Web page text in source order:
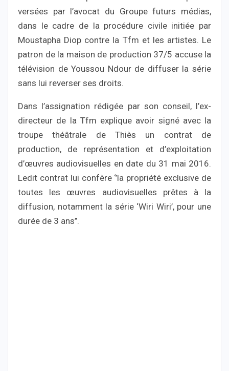
versées par l’avocat du Groupe futurs médias,
dans le cadre de la procédure civile initiée par
Moustapha Diop contre la Tfm et les artistes. Le
patron de la maison de production 37/5 accuse la
télévision de Youssou Ndour de diffuser la série
sans lui reverser ses droits.
Dans l’assignation rédigée par son conseil, l’ex-
directeur de la Tfm explique avoir signé avec la
troupe théâtrale de Thiès un contrat de
production, de représentation et d’exploitation
d’œuvres audiovisuelles en date du 31 mai 2016.
Ledit contrat lui confère ‘’la propriété exclusive de
toutes les œuvres audiovisuelles prêtes à la
diffusion, notamment la série ‘Wiri Wiri’, pour une
durée de 3 ans’’.